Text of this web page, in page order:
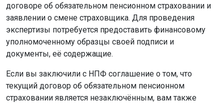
договоре об обязательном пенсионном страховании и
заявлении о смене страховщика. Для проведения
экспертизы потребуется предоставить финансовому
уполномоченному образцы своей подписи и
документы, её содержащие.
Если вы заключили с НПФ соглашение о том, что
текущий договор об обязательном пенсионном
страховании является незаключённым, вам также